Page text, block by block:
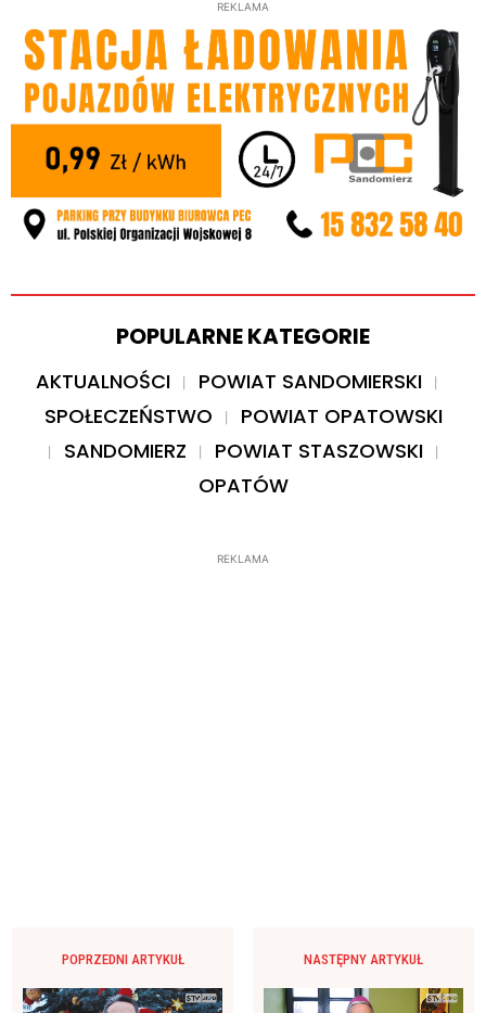
REKLAMA
POPULARNE KATEGORIE
AKTUALNOŚCI
POWIAT SANDOMIERSKI
SPOŁECZEŃSTWO
POWIAT OPATOWSKI
SANDOMIERZ
POWIAT STASZOWSKI
OPATÓW
REKLAMA
POPRZEDNI ARTYKUŁ NASTĘPNY ARTYKUŁ